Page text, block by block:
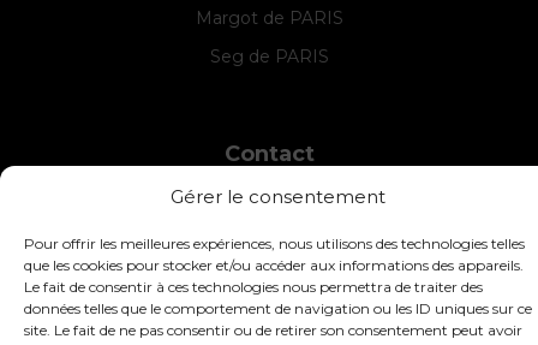
Gérer le consentement
Pour offrir les meilleures expériences, nous utilisons des technologies telles
que les cookies pour stocker et/ou accéder aux informations des appareils.
Le fait de consentir à ces technologies nous permettra de traiter des
données telles que le comportement de navigation ou les ID uniques sur ce
site. Le fait de ne pas consentir ou de retirer son consentement peut avoir
Margot de PARIS
Seg de PARIS
Contact
INTERSTISS
42360 Panissières
France
+33 (0)4 74 01 99 80